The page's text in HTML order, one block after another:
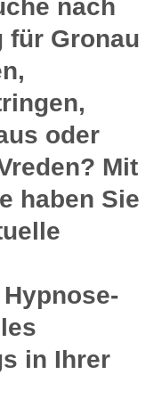
nach
für Gronau
oder
Mit
haben Sie
in Ihrer